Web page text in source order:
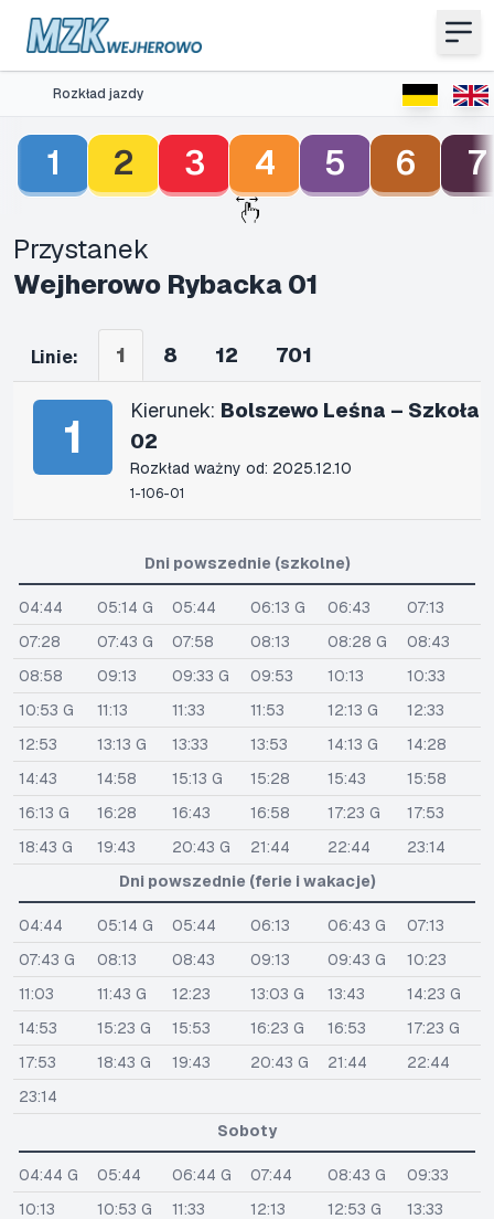
Rozkład jazdy
1 2 3 4 5 6 7
Przystanek
Wejherowo Rybacka 01
Linie: 1 8 12 701
1 Kierunek: Bolszewo Leśna – Szkoła
02
Rozkład ważny od: 2025.12.10
1-106-01
Dni powszednie (szkolne)
04:44 05:14 G 05:44 06:13 G 06:43
07:13
07:28
07:43 G 07:58 08:13 08:28 G
08:43
08:58
09:13 09:33 G 09:53 10:13
10:33
10:53 G
11:13 11:33 11:53 12:13 G
12:33
12:53
13:13 G 13:33 13:53 14:13 G
14:28
14:43
14:58 15:13 G 15:28 15:43
15:58
16:13 G
16:28 16:43 16:58 17:23 G
17:53
18:43 G
19:43 20:43 G 21:44 22:44
23:14
Dni powszednie (ferie i wakacje)
04:44 05:14 G 05:44 06:13 06:43 G
07:13
07:43 G
08:13 08:43 09:13 09:43 G
10:23
11:03
11:43 G 12:23 13:03 G 13:43
14:23 G
14:53
15:23 G 15:53 16:23 G 16:53
17:23 G
17:53
18:43 G 19:43 20:43 G 21:44
22:44
23:14
Soboty
04:44 G 05:44 06:44 G 07:44 08:43 G
09:33
10:13
10:53 G 11:33 12:13 12:53 G
13:33